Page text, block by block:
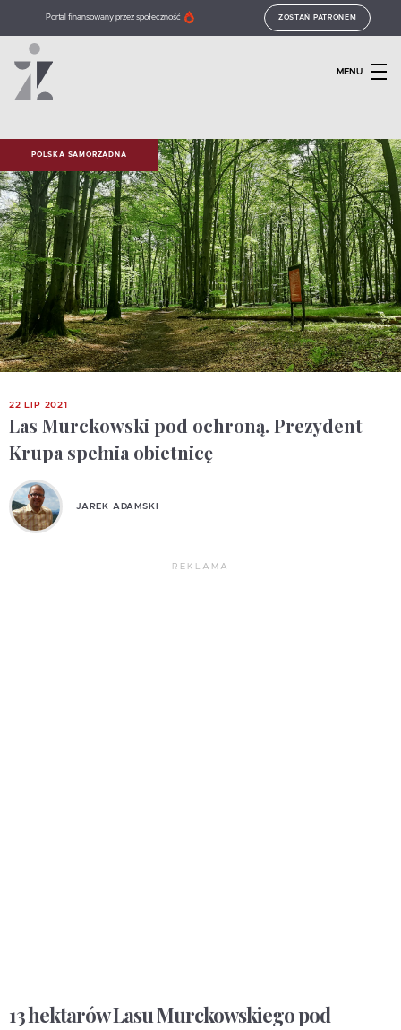
Portal finansowany przez społeczność ZOSTAŃ PATRONEM
MENU
POLSKA SAMORZĄDNA
22 LIP 2021
Las Murckowski pod ochroną. Prezydent
Krupa spełnia obietnicę
JAREK ADAMSKI
REKLAMA
13 hektarów Lasu Murckowskiego pod